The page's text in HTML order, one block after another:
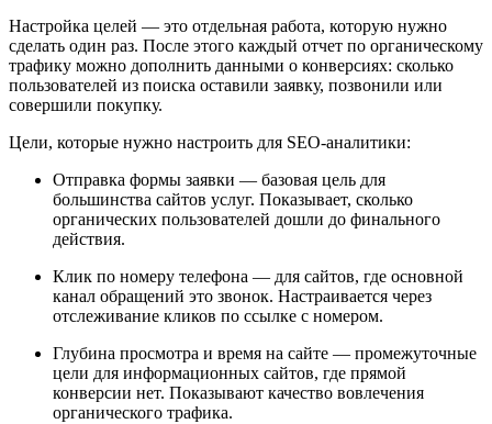
Настройка целей — это отдельная работа, которую нужно
сделать один раз. После этого каждый отчет по органическому
трафику можно дополнить данными о конверсиях: сколько
пользователей из поиска оставили заявку, позвонили или
совершили покупку.
Цели, которые нужно настроить для SEO-аналитики:
Отправка формы заявки — базовая цель для
большинства сайтов услуг. Показывает, сколько
органических пользователей дошли до финального
действия.
Клик по номеру телефона — для сайтов, где основной
канал обращений это звонок. Настраивается через
отслеживание кликов по ссылке с номером.
Глубина просмотра и время на сайте — промежуточные
цели для информационных сайтов, где прямой
конверсии нет. Показывают качество вовлечения
органического трафика.